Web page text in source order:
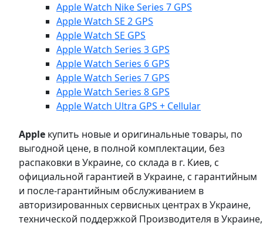
Apple Watch Nike Series 7 GPS
Apple Watch SE 2 GPS
Apple Watch SE GPS
Apple Watch Series 3 GPS
Apple Watch Series 6 GPS
Apple Watch Series 7 GPS
Apple Watch Series 8 GPS
Apple Watch Ultra GPS + Cellular
Apple купить новые и оригинальные товары, по
выгодной цене, в полной комплектации, без
распаковки в Украине, со склада в г. Киев, с
официальной гарантией в Украине, с гарантийным
и после-гарантийным обслуживанием в
авторизированных сервисных центрах в Украине,
технической поддержкой Производителя в Украине,